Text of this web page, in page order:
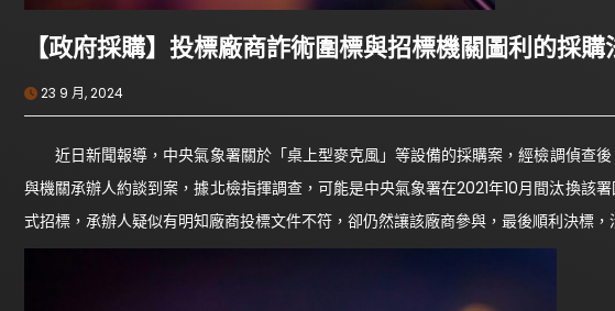
【政府採購】投標廠商詐術圍標與招標機關圖利的採購
23 9 月, 2024
近日新聞報導，中央氣象署關於「桌上型麥克風」等設備的採購案，經檢調偵查
與機關承辦人約談到案，據北檢指揮調查，可能是中央氣象署在2021年10月間汰換該
式招標，承辦人疑似有明知廠商投標文件不符，卻仍然讓該廠商參與，最後順利決標